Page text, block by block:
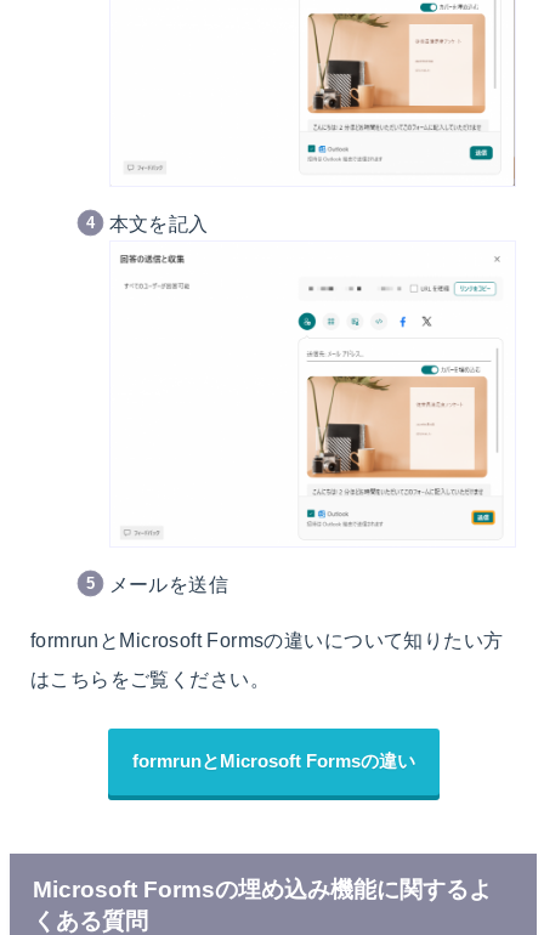
本文を記入
メールを送信
formrunとMicrosoft Formsの違いについて知りたい方
はこちらをご覧ください。
formrunとMicrosoft Formsの違い
Microsoft Formsの埋め込み機能に関するよ
くある質問